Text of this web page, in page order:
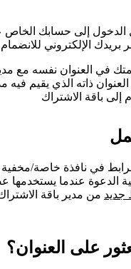
بريدك الإلكتروني
في العنوان نفسه مع
ذاته الذي يقيم فيه
إلى باقة الاشتراك
في نافذة خاصة/
الدعوة عندما
جديد من مدير باقة
على العنوان؟